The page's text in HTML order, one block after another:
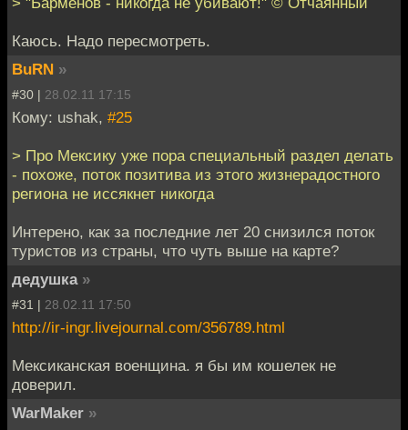
Каюсь. Надо пересмотреть.
BuRN »
#30 | 28.02.11 17:15
Кому: ushak, #25
> Про Мексику уже пора специальный раздел делать
- похоже, поток позитива из этого жизнерадостного
региона не иссякнет никогда
Интерено, как за последние лет 20 снизился поток
туристов из страны, что чуть выше на карте?
дедушка »
#31 | 28.02.11 17:50
http://ir-ingr.livejournal.com/356789.html
Мексиканская военщина. я бы им кошелек не
доверил.
WarMaker »